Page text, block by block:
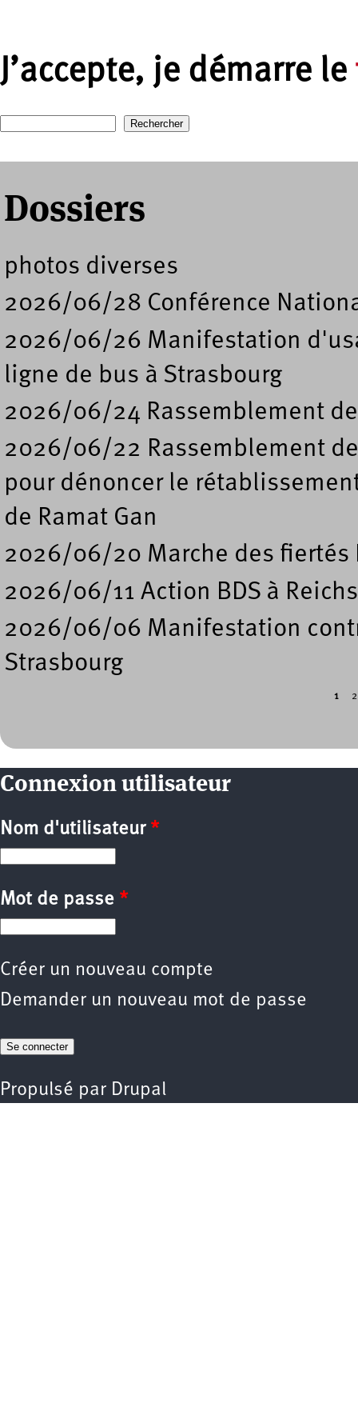
J’accepte, je démarre le
Formulaire de recherche
Dossiers
photos diverses
2026/06/28 Conférence
2026/06/26 Manifestation
ligne de bus à Strasbourg
2026/06/24 Rassemblement
2026/06/22 Rassemblement
pour dénoncer le
de Ramat Gan
2026/06/20 Marche des fiertés
2026/06/11 Action BDS à
2026/06/06 Manifestation
Strasbourg
1 2
Connexion utilisateur
Nom d'utilisateur *
Mot de passe *
Créer un nouveau compte
Demander un nouveau mot de passe
Propulsé par Drupal